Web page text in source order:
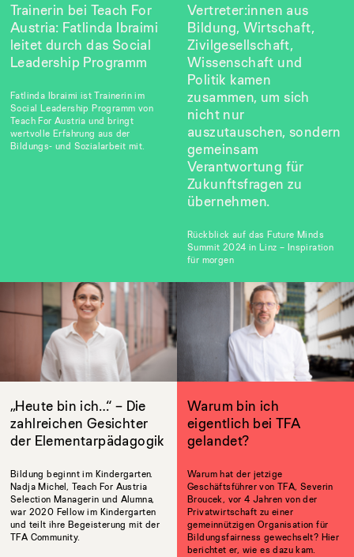
Trainerin bei Teach For
Austria: Fatlinda Ibraimi
leitet durch das Social
Leadership Programm
Fatlinda Ibraimi ist Trainerin im
Social Leadership Programm von
Teach For Austria und bringt
wertvolle Erfahrung aus der
Bildungs- und Sozialarbeit mit.
Vertreter:innen aus
Bildung, Wirtschaft,
Zivilgesellschaft,
Wissenschaft und
Politik kamen
zusammen, um sich
nicht nur
auszutauschen, sondern
gemeinsam
Verantwortung für
Zukunftsfragen zu
übernehmen.
Rückblick auf das Future Minds
Summit 2024 in Linz – Inspiration
für morgen
„Heute bin ich…“ – Die
zahlreichen Gesichter
der Elementarpädagogik
Bildung beginnt im Kindergarten.
Nadja Michel, Teach For Austria
Selection Managerin und Alumna,
war 2020 Fellow im Kindergarten
und teilt ihre Begeisterung mit der
TFA Community.
Warum bin ich
eigentlich bei TFA
gelandet?
Warum hat der jetzige
Geschäftsführer von TFA, Severin
Broucek, vor 4 Jahren von der
Privatwirtschaft zu einer
gemeinnützigen Organisation für
Bildungsfairness gewechselt? Hier
berichtet er, wie es dazu kam.